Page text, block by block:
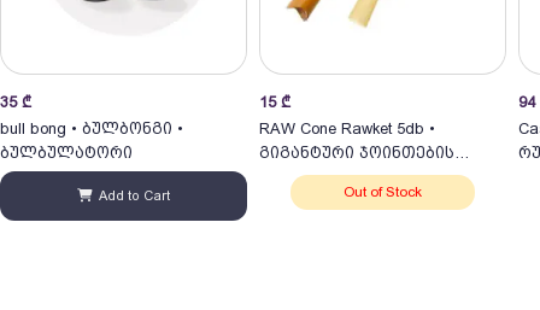
35 ₾
bull bong • ბულბონგი •
ბულბულატორი
Add to Cart
15 ₾
RAW Cone Rawket 5db •
გიგანტური ჯოინთების
ნაკრები
Out of Stock
94